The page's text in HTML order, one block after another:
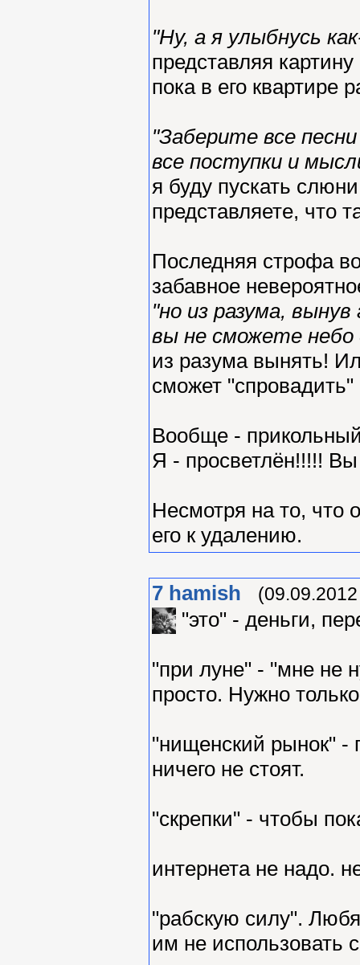
"Ну, а я улыбнусь
представляя
пока в его квартире
"Заберите все
все поступки и
я буду пускать
представляете, что
Последняя строфа
забавное
"но из разума, вынув
вы не сможете небо
из разума вынять!
сможет
Вообще -
Я - просветлён!!!!!
Несмотря на то, что
его к удалению.
7 hamish
"это" - деньги,
"при луне" - "мне не
просто. Нужно
"нищенский рынок" -
ничего не стоят.
"скрепки" - чтобы
интернета не надо.
"рабскую силу".
им не использовать